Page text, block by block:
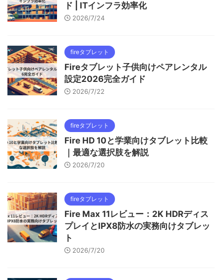
ド | ITインフラ効率化
2026/7/24
fireタブレット
Fireタブレット子供向けペアレンタル
設定2026完全ガイド
2026/7/22
fireタブレット
Fire HD 10と学業向けタブレット比較
｜最適な選択肢を解説
2026/7/20
fireタブレット
Fire Max 11レビュー：2K HDRディス
プレイとIPX8防水の実務向けタブレッ
ト
2026/7/20